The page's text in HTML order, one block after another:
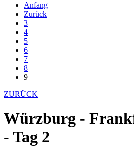
Anfang
Zurück
3
4
5
6
7
8
9
ZURÜCK
Würzburg -
- Tag 2